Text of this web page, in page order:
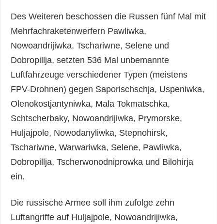
Des Weiteren beschossen die Russen fünf Mal mit
Mehrfachraketenwerfern Pawliwka,
Nowoandrijiwka, Tschariwne, Selene und
Dobropillja, setzten 536 Mal unbemannte
Luftfahrzeuge verschiedener Typen (meistens
FPV-Drohnen) gegen Saporischschja, Uspeniwka,
Olenokostjantyniwka, Mala Tokmatschka,
Schtscherbaky, Nowoandrijiwka, Prymorske,
Huljajpole, Nowodanyliwka, Stepnohirsk,
Tschariwne, Warwariwka, Selene, Pawliwka,
Dobropillja, Tscherwonodniprowka und Bilohirja
ein.
Die russische Armee soll ihm zufolge zehn
Luftangriffe auf Huljajpole, Nowoandrijiwka,